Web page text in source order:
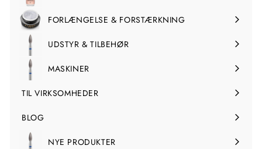
undermenuenFORLÆNGELSE & FORSTÆRKNING
Udvid
undermenuenUDSTYR & TILBEHØR
Udvid
undermenuen
MASKINER
Udvid
undermenuen
TIL VIRKSOMHEDER
BLOG
NYE PRODUKTER